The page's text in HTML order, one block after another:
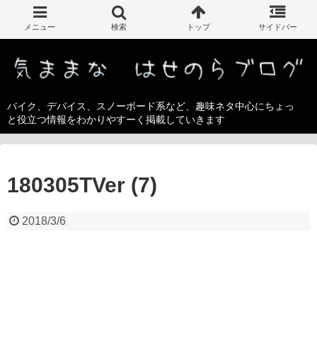
バイク、デバイス、スノーボード系など、趣味ネタ中心にちょっ
と役立つ情報をわかりやすーく掲載していきます
180305TVer (7)
2018/3/6